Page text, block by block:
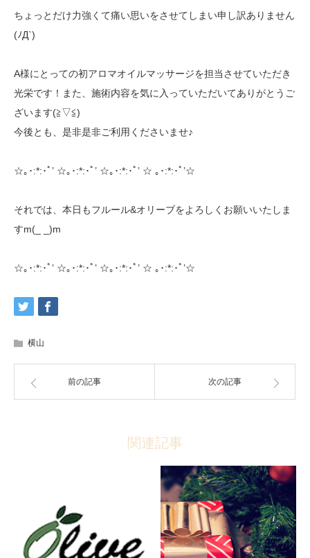
ちょっとだけ力強くて痛い思いをさせてしまい申し訳ありません
(ﾉД`)
A様にとっての初アロマオイルマッサージを担当させていただき
光栄です！また、施術内容を気に入っていただいてありがとうご
ざいます(≧▽≦)
今後とも、是非是非ご利用くださいませ♪
☆｡･:*:･ﾟ’ ☆｡･:*:･ﾟ’ ☆｡･:*:･ﾟ’ ☆ ｡･:*:･ﾟ’☆
それでは、本日もフルール&オリーブをよろしくお願いいたしま
すm(_ _)m
☆｡･:*:･ﾟ’ ☆｡･:*:･ﾟ’ ☆｡･:*:･ﾟ’ ☆ ｡･:*:･ﾟ’☆
横山
前の記事 次の記事
関連記事